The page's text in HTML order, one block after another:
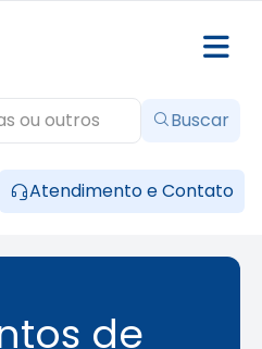
Atendimento e Contato
Buscar
de